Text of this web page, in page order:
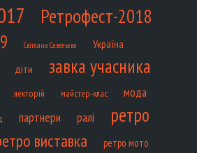
Ретрофест-2018
Світлана Савельєва Україна
діти завка учасника
лекторій майстер-клас мода
партнери ралі ретро
виставка ретро мото